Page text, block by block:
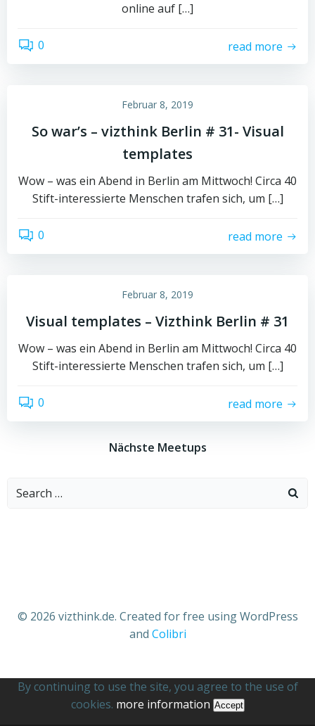
online auf […]
0 read more
Februar 8, 2019
So war’s – vizthink Berlin # 31- Visual
templates
Wow – was ein Abend in Berlin am Mittwoch! Circa 40
Stift-interessierte Menschen trafen sich, um […]
0 read more
Februar 8, 2019
Visual templates – Vizthink Berlin # 31
Wow – was ein Abend in Berlin am Mittwoch! Circa 40
Stift-interessierte Menschen trafen sich, um […]
0 read more
Nächste Meetups
Search
© 2026 vizthink.de. Created for free using WordPress
and Colibri
By continuing to use the site, you agree to the use of
cookies. more information Accept